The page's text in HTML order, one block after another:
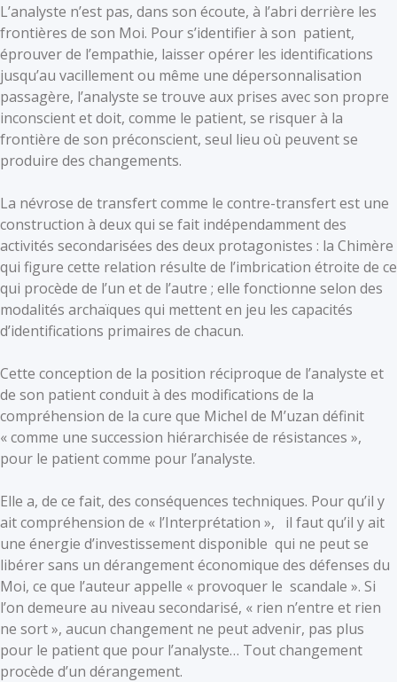
L’analyste n’est pas, dans son écoute, à l’abri derrière les
frontières de son Moi. Pour s’identifier à son patient,
éprouver de l’empathie, laisser opérer les identifications
jusqu’au vacillement ou même une dépersonnalisation
passagère, l’analyste se trouve aux prises avec son propre
inconscient et doit, comme le patient, se risquer à la
frontière de son préconscient, seul lieu où peuvent se
produire des changements.
La névrose de transfert comme le contre-transfert est une
construction à deux qui se fait indépendamment des
activités secondarisées des deux protagonistes : la Chimère
qui figure cette relation résulte de l’imbrication étroite de ce
qui procède de l’un et de l’autre ; elle fonctionne selon des
modalités archaïques qui mettent en jeu les capacités
d’identifications primaires de chacun.
Cette conception de la position réciproque de l’analyste et
de son patient conduit à des modifications de la
compréhension de la cure que Michel de M’uzan définit
« comme une succession hiérarchisée de résistances »,
pour le patient comme pour l’analyste.
Elle a, de ce fait, des conséquences techniques. Pour qu’il y
ait compréhension de « l’Interprétation », il faut qu’il y ait
une énergie d’investissement disponible qui ne peut se
libérer sans un dérangement économique des défenses du
Moi, ce que l’auteur appelle « provoquer le scandale ». Si
l’on demeure au niveau secondarisé, « rien n’entre et rien
ne sort », aucun changement ne peut advenir, pas plus
pour le patient que pour l’analyste… Tout changement
procède d’un dérangement.